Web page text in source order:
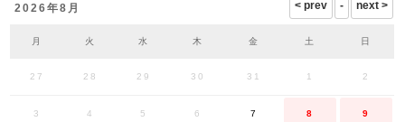
2026年8月
月 火 水 木 金 土 日
27 28 29 30 31 1 2
3 4 5 6 7 8 9